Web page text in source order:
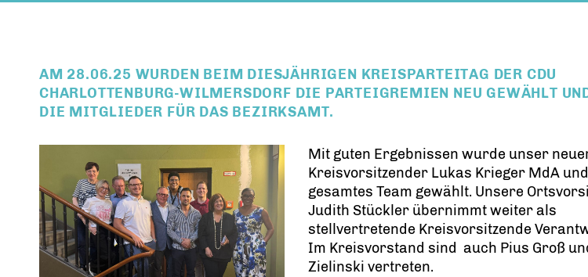
AM 28.06.25 WURDEN BEIM DIESJÄHRIGEN KREISPARTEITAG DER CDU
CHARLOTTENBURG-WILMERSDORF DIE PARTEIGREMIEN NEU GEWÄHLT
DIE MITGLIEDER FÜR DAS BEZIRKSAMT.
Mit guten Ergebnissen wurde unser
Kreisvorsitzender Lukas Krieger MdA
gesamtes Team gewählt. Unsere
Judith Stückler übernimmt weiter als
stellvertretende Kreisvorsitzende
Im Kreisvorstand sind auch Pius Groß
Zielinski vertreten.